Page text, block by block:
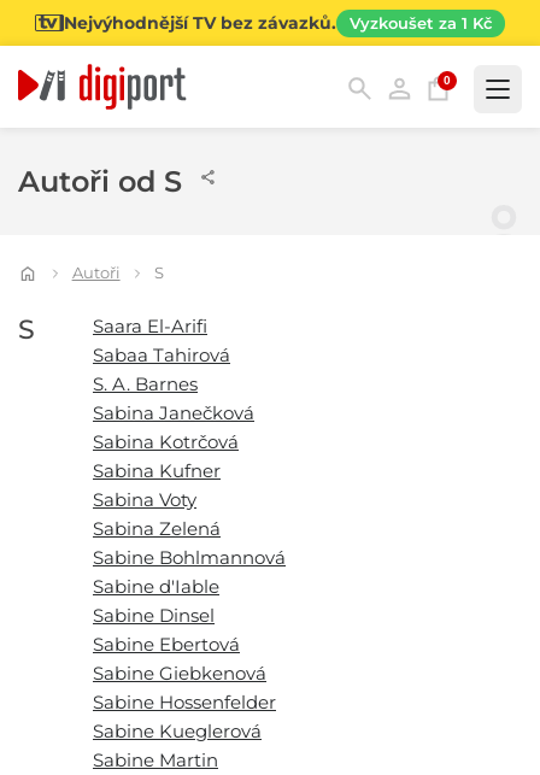
Nejvýhodnější TV bez závazků. Vyzkoušet za 1 Kč
0
Autoři od S
Autoři S
S
Saara El-Arifi
Sabaa Tahirová
S. A. Barnes
Sabina Janečková
Sabina Kotrčová
Sabina Kufner
Sabina Voty
Sabina Zelená
Sabine Bohlmannová
Sabine d'Iable
Sabine Dinsel
Sabine Ebertová
Sabine Giebkenová
Sabine Hossenfelder
Sabine Kueglerová
Sabine Martin